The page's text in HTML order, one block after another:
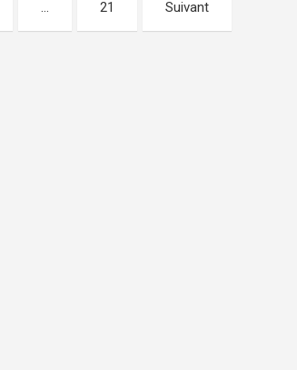
… 21 Suivant